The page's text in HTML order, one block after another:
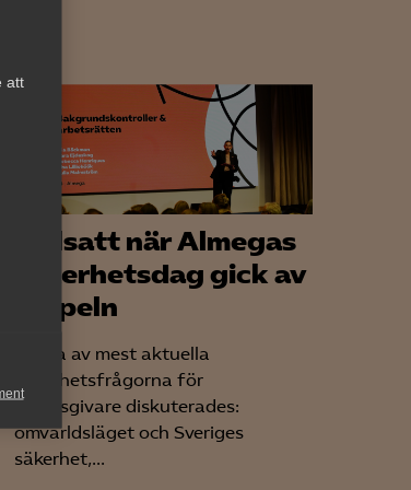
att
Fullsatt när Almegas
säkerhetsdag gick av
stapeln
Några av mest aktuella
säkerhetsfrågorna för
arbetsgivare diskuterades:
omvärldsläget och Sveriges
säkerhet,...